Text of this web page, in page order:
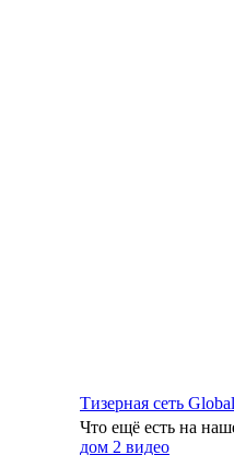
Тизерная сеть
Что ещё есть на
дом 2 видео